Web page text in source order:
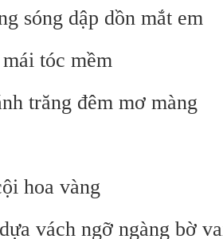
sóng dập dồn mắt em
tóc mềm
trăng đêm mơ màng
hoa vàng
vách ngỡ ngàng bờ